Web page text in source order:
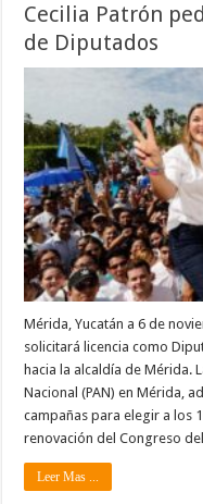
Cecilia Patrón
de Diputados
Mérida, Yucatán a 6 de
solicitará licencia como
hacia la alcaldía de Mérida.
Nacional (PAN) en Mérida,
campañas para elegir a los
renovación del Congreso
Leer Mas ...